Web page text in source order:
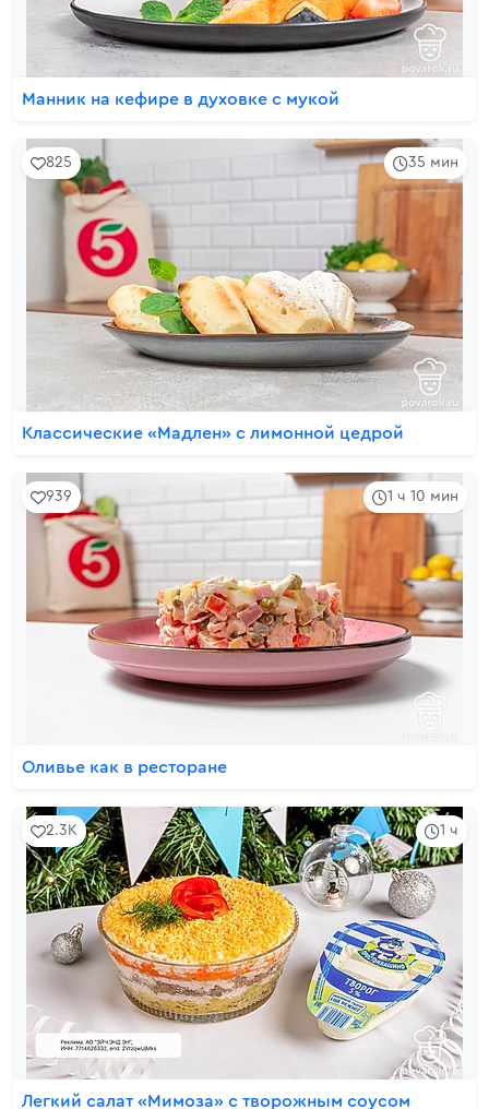
Манник на кефире в духовке с мукой
35 мин
825
Классические «Мадлен» с лимонной цедрой
1 ч 10 мин
939
Оливье как в ресторане
1 ч
2.3K
Легкий салат «Мимоза» с творожным соусом